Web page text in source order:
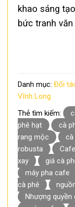
khao sáng
bức tranh
Danh mục: Đối
Vĩnh Long
Thẻ tìm kiếm:
phê hạt
cà
rang mộc
cà
robusta
xay
giá cà
máy pha cafe
cà phê
Nhượng quyền